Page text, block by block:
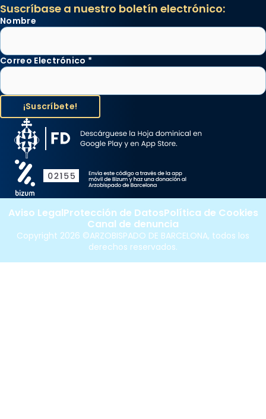
Suscríbase a nuestro boletín electrónico:
Nombre
Correo Electrónico *
Copyright 2026 ©ARZOBISPADO DE BARCELONA, todos los
derechos reservados.
Aviso LegalProtección de DatosPolítica de Cookies
Canal de denuncia